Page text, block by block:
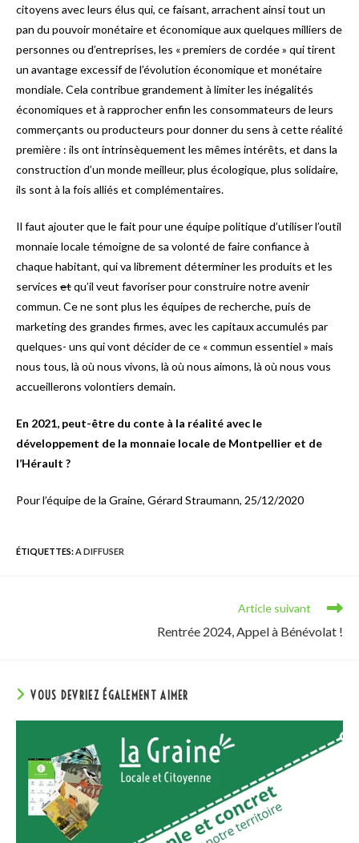
citoyens avec leurs élus qui, ce faisant, arrachent ainsi tout un
pan du pouvoir monétaire et économique aux quelques milliers de
personnes ou d’entreprises, les « premiers de cordée » qui tirent
un avantage excessif de l’évolution économique et monétaire
mondiale. Cela contribue grandement à limiter les inégalités
économiques et à rapprocher enfin les consommateurs de leurs
commerçants ou producteurs pour donner du sens à cette réalité
première : ils ont intrinsèquement les mêmes intérêts, et dans la
construction d’un monde meilleur, plus écologique, plus solidaire,
ils sont à la fois alliés et complémentaires.
Il faut ajouter que le fait pour une équipe politique d’utiliser l’outil
monnaie locale témoigne de sa volonté de faire confiance à
chaque habitant, qui va librement déterminer les produits et les
services etqu’il veut favoriser pour construire notre avenir
commun. Ce ne sont plus les équipes de recherche, puis de
marketing des grandes firmes, avec les capitaux accumulés par
quelques- uns qui vont décider de ce « commun essentiel » mais
nous tous, là où nous vivons, là où nous aimons, là où nous vous
accueillerons volontiers demain.
En 2021, peut-être du conte à la réalité avec le
développement de la monnaie locale de Montpellier et de
l’Hérault ?
Pour l’équipe de la Graine, Gérard Straumann, 25/12/2020
ÉTIQUETTES:A DIFFUSER
Article suivant
Rentrée 2024, Appel à Bénévolat !
VOUS DEVRIEZ ÉGALEMENT AIMER